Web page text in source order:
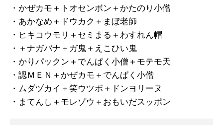
・かぜカモ＋トオセンボン＋かたのり小僧
・あかなめ＋ドウカク＋まぼ老師
・ヒキコウモリ＋セミまる＋わすれん帽
・＋ナガバナ＋ガ鬼＋えこひい鬼
・かりパックン＋でんぱく小僧＋モテモ天
・認ＭＥＮ＋かぜカモ＋でんぱく小僧
・ムダヅカイ＋笑ウツボ＋ドンヨリーヌ
・まてんし＋モレゾウ＋おもいだスッポン